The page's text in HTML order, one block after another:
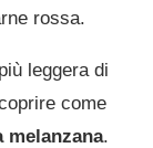
rossa.
leggera di
come
melanzana.